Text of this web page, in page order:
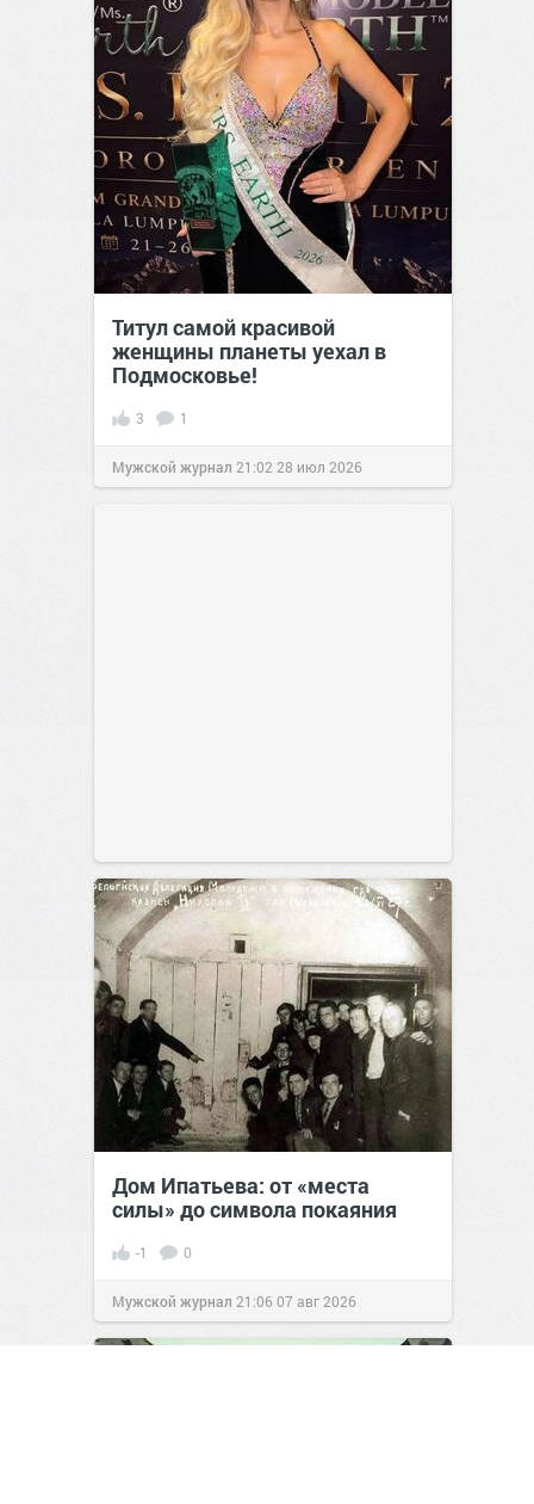
Титул самой красивой
женщины планеты уехал в
Подмосковье!
3 1
Мужской журнал 21:02 28 июл 2026
Дом Ипатьева: от «места
силы» до символа покаяния
-1 0
Мужской журнал 21:0607 авг 2026